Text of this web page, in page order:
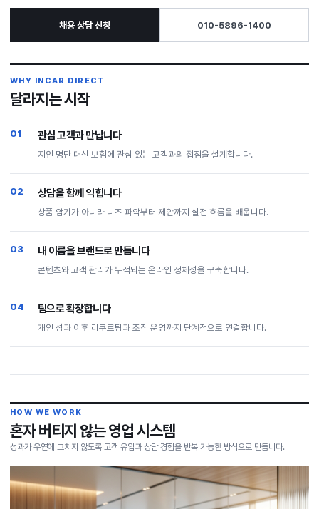
채용 상담 신청 010-5896-1400
WHY INCAR DIRECT
달라지는 시작
01 관심 고객과 만납니다
지인 명단 대신 보험에 관심 있는 고객과의 접점을 설계합니다.
02 상담을 함께 익힙니다
상품 암기가 아니라 니즈 파악부터 제안까지 실전 흐름을 배웁니다.
03 내 이름을 브랜드로 만듭니다
콘텐츠와 고객 관리가 누적되는 온라인 정체성을 구축합니다.
04 팀으로 확장합니다
개인 성과 이후 리쿠르팅과 조직 운영까지 단계적으로 연결합니다.
HOW WE WORK
혼자 버티지 않는 영업 시스템
성과가 우연에 그치지 않도록 고객 유입과 상담 경험을 반복 가능한 방식으로 만듭니다.